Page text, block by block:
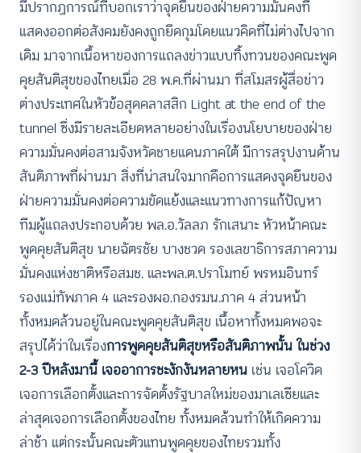
มีปรากฏการณ์ที่บอกเราว่าจุดยืนของฝ่ายความมั่นคงที่
แสดงออกต่อสังคมยังคงถูกยึดกุมโดยแนวคิดที่ไม่ต่างไปจาก
เดิม มาจากเนื้อหาของการแถลงข่าวแบบทิ้งทวนของคณะพูด
คุยสันติสุขของไทยเมื่อ 28 พ.ค.ที่ผ่านมา ที่สโมสรผู้สื่อข่าว
ต่างประเทศในหัวข้อสุดคลาสสิก Light at the end of the
tunnel ซึ่งมีรายละเอียดหลายอย่างในเรื่องนโยบายของฝ่าย
ความมั่นคงต่อสามจังหวัดชายแดนภาคใต้ มีการสรุปงานด้าน
สันติภาพที่ผ่านมา สิ่งที่น่าสนใจมากคือการแสดงจุดยืนของ
ฝ่ายความมั่นคงต่อความขัดแย้งและแนวทางการแก้ปัญหา
ทีมผู้แถลงประกอบด้วย พล.อ.วัลลภ รักเสนาะ หัวหน้าคณะ
พูดคุยสันติสุข นายฉัตรชัย บางชวด รองเลขาธิการสภาความ
มั่นคงแห่งชาติหรือสมช. และพล.ต.ปราโมทย์ พรหมอินทร์
รองแม่ทัพภาค 4 และรองผอ.กองรมน.ภาค 4 ส่วนหน้า
ทั้งหมดล้วนอยู่ในคณะพูดคุยสันติสุข เนื้อหาทั้งหมดพอจะ
สรุปได้ว่าในเรื่องการพูดคุยสันติสุขหรือสันติภาพนั้น ในช่วง
2-3 ปีหลังมานี้ เจออาการชะงักงันหลายหน เช่น เจอโควิด
เจอการเลือกตั้งและการจัดตั้งรัฐบาลใหม่ของมาเลเซียและ
ล่าสุดเจอการเลือกตั้งของไทย ทั้งหมดล้วนทำให้เกิดความ
ล่าช้า แต่กระนั้นคณะตัวแทนพูดคุยของไทยรวมทั้ง